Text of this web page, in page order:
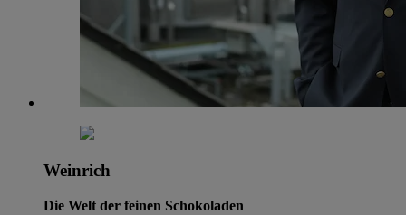
Weinrich
Die Welt der feinen Schokoladen